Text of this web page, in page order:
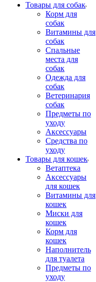
Товары для собак
Корм для
собак
Витамины для
собак
Спальные
места для
собак
Одежда для
собак
Ветеринария
собак
Предметы по
уходу
Аксессуары
Средства по
уходу
Товары для кошек
Ветаптека
Аксессуары
для кошек
Витамины для
кошек
Миски для
кошек
Корм для
кошек
Наполнитель
для туалета
Предметы по
уходу